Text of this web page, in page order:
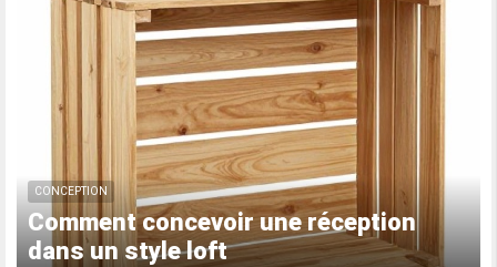
CONCEPTION
Comment concevoir une réception
dans un style loft